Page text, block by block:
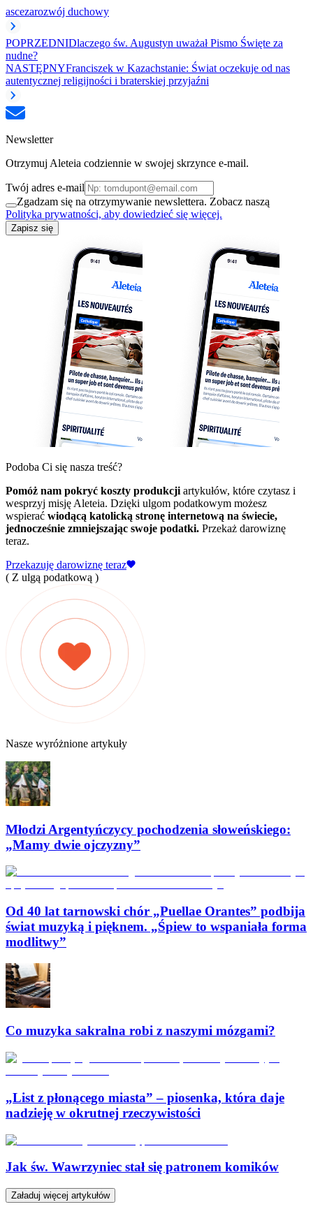
ascezarozwój duchowy
POPRZEDNIDlaczego św. Augustyn uważał Pismo Święte za
nudne?
NASTĘPNYFranciszek w Kazachstanie: Świat oczekuje od nas
autentycznej religijności i braterskiej przyjaźni
Newsletter
Otrzymuj Aleteia codziennie w swojej skrzynce e-mail.
Twój adres e-mail
Zgadzam się na otrzymywanie newslettera. Zobacz naszą
Polityka prywatności, aby dowiedzieć się więcej.
Zapisz się
Podoba Ci się nasza treść?
Pomóż nam pokryć koszty produkcji artykułów, które czytasz i
wesprzyj misję Aleteia. Dzięki ulgom podatkowym możesz
wspierać wiodącą katolicką stronę internetową na świecie,
jednocześnie zmniejszając swoje podatki. Przekaż darowiznę
teraz.
Przekazuję darowiznę teraz
( Z ulgą podatkową )
Nasze wyróżnione artykuły
Młodzi Argentyńczycy pochodzenia słoweńskiego:
„Mamy dwie ojczyzny”
Od 40 lat tarnowski chór „Puellae Orantes” podbija
świat muzyką i pięknem. „Śpiew to wspaniała forma
modlitwy”
Co muzyka sakralna robi z naszymi mózgami?
„List z płonącego miasta” – piosenka, która daje
nadzieję w okrutnej rzeczywistości
Jak św. Wawrzyniec stał się patronem komików
Załaduj więcej artykułów